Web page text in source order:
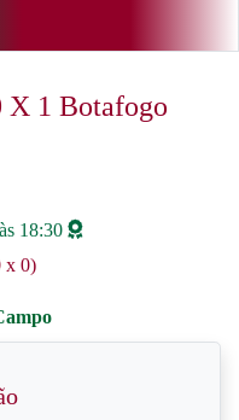
X 1 Botafogo
18:30
x 0)